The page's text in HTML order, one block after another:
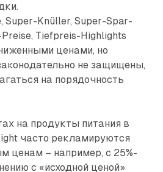
Super-Knüller, Super-Spar-
Tiefpreis-Highlights
ценами, но
не защищены,
на порядочность
на продукты питания в
часто рекламируются
ценам – например, с 25%-
с «исходной ценой»